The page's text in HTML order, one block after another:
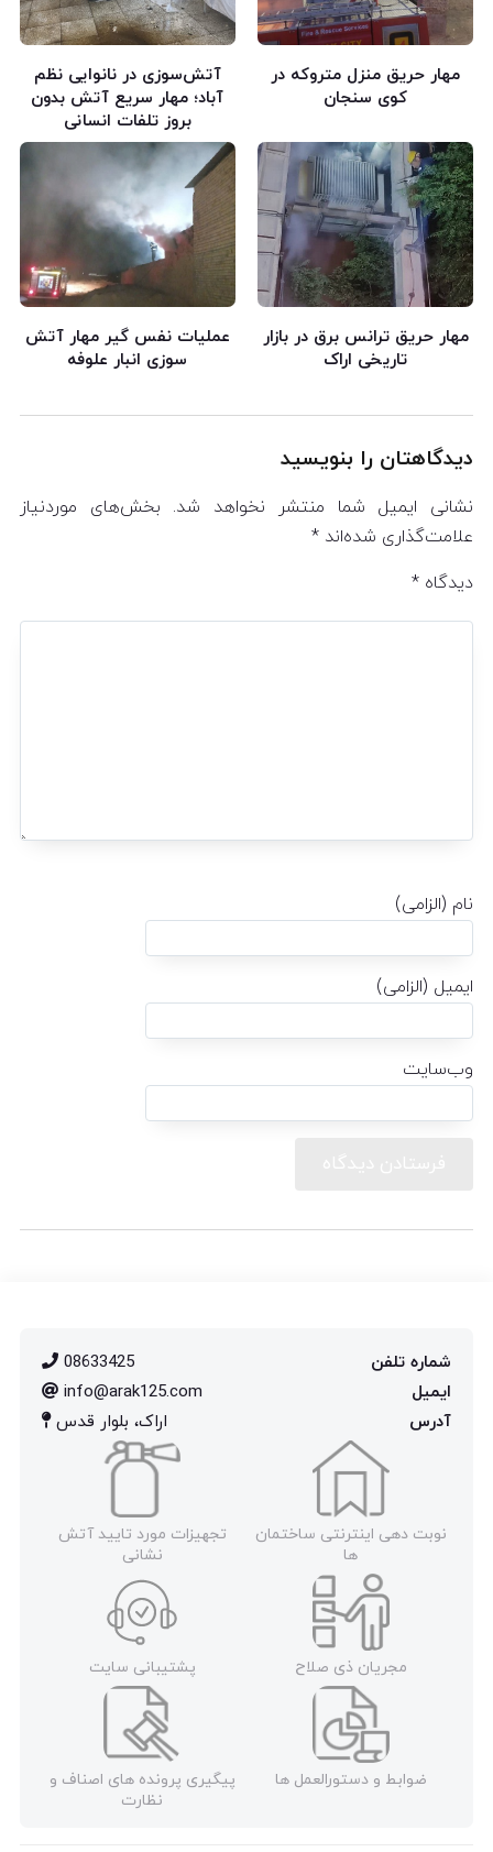
مهار حریق منزل متروکه در
کوی سنجان
آتش‌سوزی در نانوایی نظم
آباد؛ مهار سریع آتش بدون
بروز تلفات انسانی
مهار حریق ترانس برق در بازار
تاریخی اراک
عملیات نفس گیر مهار آتش
سوزی انبار علوفه
دیدگاهتان را بنویسید
نشانی ایمیل شما منتشر نخواهد شد. بخش‌های موردنیاز
علامت‌گذاری شده‌اند *
دیدگاه *
نام (الزامی)
ایمیل (الزامی)
وب‌سایت
شماره تلفن
08633425
ایمیل
info@arak125.com
آدرس
اراک، بلوار قدس
نوبت دهی اینترنتی ساختمان
ها
تجهیزات مورد تایید آتش
نشانی
مجریان ذی صلاح پشتیبانی سایت
ضوابط و دستورالعمل ها
پیگیری پرونده های اصناف و
نظارت